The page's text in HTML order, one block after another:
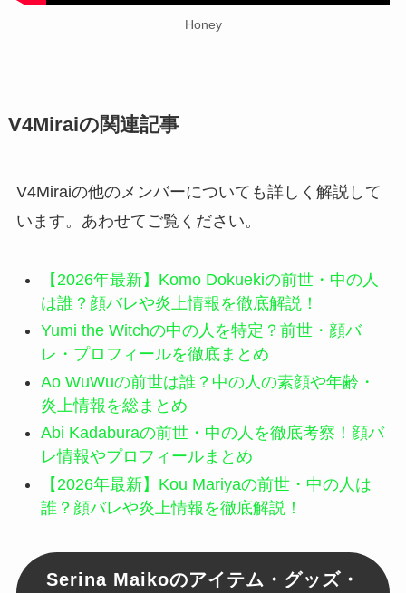
Honey
V4Miraiの関連記事
V4Miraiの他のメンバーについても詳しく解説して
います。あわせてご覧ください。
【2026年最新】Komo Dokuekiの前世・中の人
は誰？顔バレや炎上情報を徹底解説！
Yumi the Witchの中の人を特定？前世・顔バ
レ・プロフィールを徹底まとめ
Ao WuWuの前世は誰？中の人の素顔や年齢・
炎上情報を総まとめ
Abi Kadaburaの前世・中の人を徹底考察！顔バ
レ情報やプロフィールまとめ
【2026年最新】Kou Mariyaの前世・中の人は
誰？顔バレや炎上情報を徹底解説！
Serina Maikoのアイテム・グッズ・